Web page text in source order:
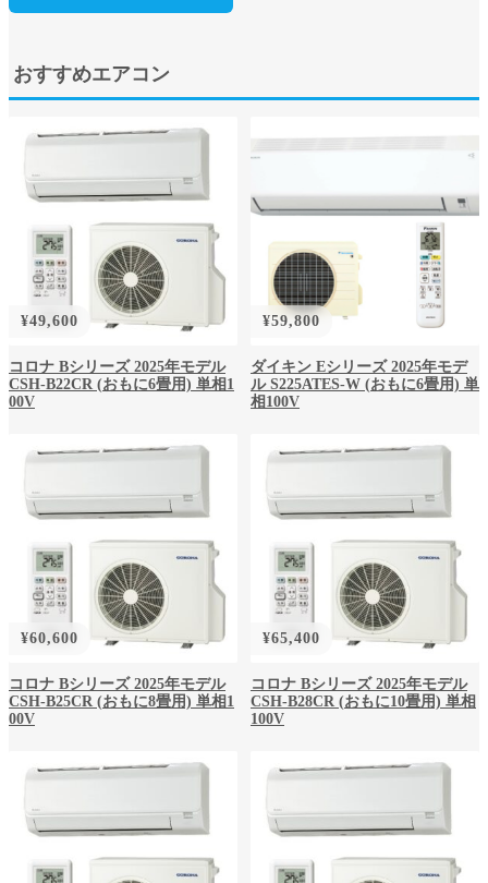
おすすめエアコン
¥49,600
コロナ Bシリーズ 2025年モデル
CSH-B22CR (おもに6畳用) 単相1
00V
¥59,800
ダイキン Eシリーズ 2025年モデ
ル S225ATES-W (おもに6畳用) 単
相100V
¥60,600
コロナ Bシリーズ 2025年モデル
CSH-B25CR (おもに8畳用) 単相1
00V
¥65,400
コロナ Bシリーズ 2025年モデル
CSH-B28CR (おもに10畳用) 単相
100V